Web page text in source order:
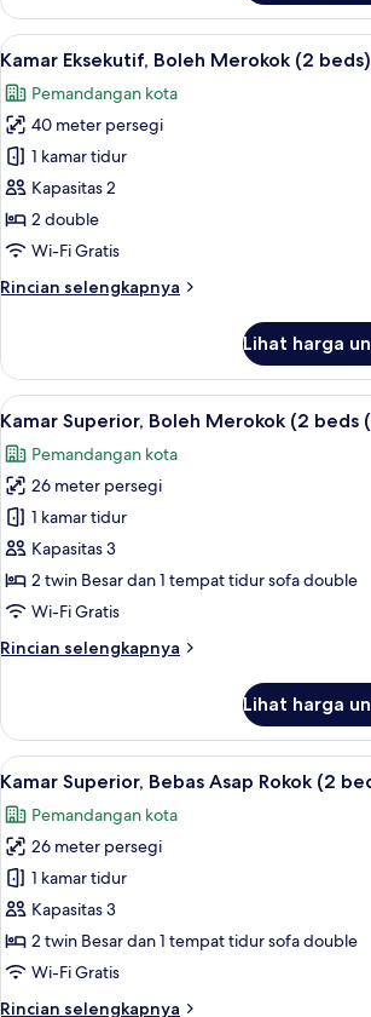
Kamar
Eksekutif,
Bebas
Rokok
(1
bed
WideKing)
Lihat
semua
foto
untuk
Kamar
Eksekutif,
Boleh
Merokok
beds)
Kamar
7
Kamar Eksekutif, Boleh Merokok (2 beds)
Pemandangan kota
40 meter persegi
1 kamar tidur
Kapasitas 2
2 double
Wi-Fi Gratis
Rincian selengkapnya
Rincian
Kamar
Eksekutif,
Boleh
(2
beds)
Lihat harga
Lihat
semua
foto
untuk
Kamar
Superior,
Boleh
Merokok
beds
Brankas,
4
Kamar Superior, Boleh Merokok (2 beds
Pemandangan kota
26 meter persegi
1 kamar tidur
Kapasitas 3
2 twin Besar dan 1 tempat tidur sofa double
Wi-Fi Gratis
Rincian selengkapnya
Rincian
Kamar
Superior,
Boleh
(2
beds
(+
extra))
Lihat harga
Lihat
semua
foto
untuk
Kamar
Superior,
Bebas
Asap
Brankas,
4
Kamar Superior, Bebas Asap Rokok (2
Pemandangan kota
26 meter persegi
1 kamar tidur
Kapasitas 3
2 twin Besar dan 1 tempat tidur sofa double
Wi-Fi Gratis
Rincian selengkapnya
Rincian